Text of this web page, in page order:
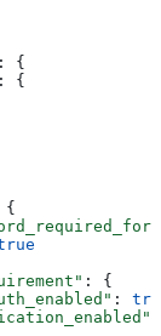
: {
: {
{
: {
: